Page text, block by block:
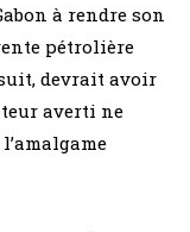
à rendre son
pétrolière
devrait avoir
averti ne